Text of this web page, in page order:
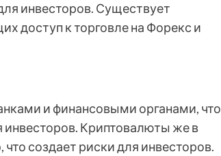
инвесторов. Существует
доступ к торговле на Форекс и
и финансовыми органами, что
инвесторов. Криптовалюты же в
создает риски для инвесторов.